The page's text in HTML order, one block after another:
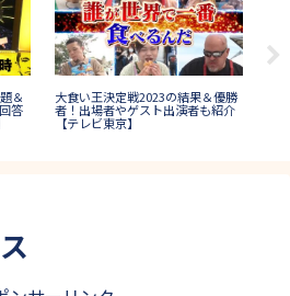
＆
答
大食い王決定戦2023の結果＆優勝
者！出場者やゲスト出演者も紹介
【テレビ東京】